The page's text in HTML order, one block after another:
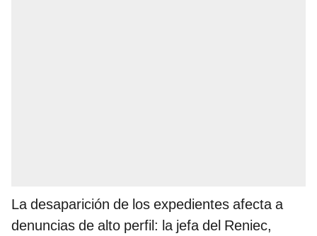
La desaparición de los expedientes afecta a
denuncias de alto perfil: la jefa del Reniec,